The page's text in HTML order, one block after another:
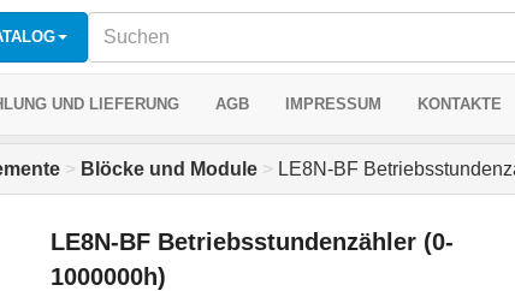
UND LIEFERUNG AGB IMPRESSUM KONTAKTE
> Blöcke und Module > LE8N-BF
LE8N-BF Betriebsstundenzähler (0-
1000000h)